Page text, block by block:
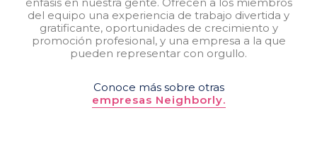
énfasis en nuestra gente. Ofrecen a los miembros
del equipo una experiencia de trabajo divertida y
gratificante, oportunidades de crecimiento y
promoción profesional, y una empresa a la que
pueden representar con orgullo.
Conoce más sobre otras
empresas Neighborly.